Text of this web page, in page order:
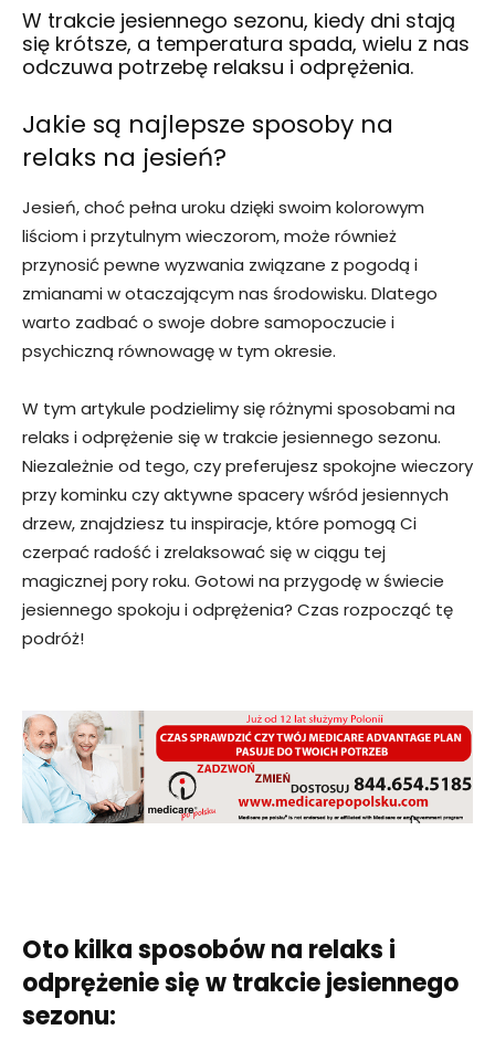
W trakcie jesiennego sezonu, kiedy dni stają
się krótsze, a temperatura spada, wielu z nas
odczuwa potrzebę relaksu i odprężenia.
Jakie są najlepsze sposoby na
relaks na jesień?
Jesień, choć pełna uroku dzięki swoim kolorowym
liściom i przytulnym wieczorom, może również
przynosić pewne wyzwania związane z pogodą i
zmianami w otaczającym nas środowisku. Dlatego
warto zadbać o swoje dobre samopoczucie i
psychiczną równowagę w tym okresie.
W tym artykule podzielimy się różnymi sposobami na
relaks i odprężenie się w trakcie jesiennego sezonu.
Niezależnie od tego, czy preferujesz spokojne wieczory
przy kominku czy aktywne spacery wśród jesiennych
drzew, znajdziesz tu inspiracje, które pomogą Ci
czerpać radość i zrelaksować się w ciągu tej
magicznej pory roku. Gotowi na przygodę w świecie
jesiennego spokoju i odprężenia? Czas rozpocząć tę
podróż!
Oto kilka sposobów na relaks i
odprężenie się w trakcie jesiennego
sezonu: